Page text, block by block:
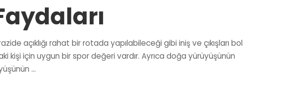
açıklığı rahat bir rotada yapılabileceği gibi iniş ve çıkışları bol
kişi için uygun bir spor değeri vardır. Ayrıca doğa yürüyüşünün
...